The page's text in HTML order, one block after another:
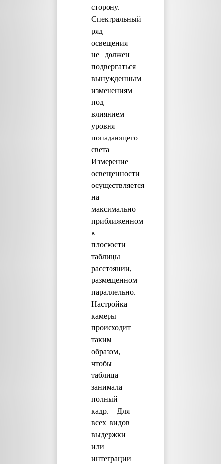
сторону.
Спектральный
ряд
освещения
не должен
подвергаться
вынужденным
изменениям
под
влиянием
уровня
попадающего
света.
Измерение
освещенности
осуществляется
на
максимально
приближенном
к
плоскости
таблицы
расстоянии,
размещенном
параллельно.
Настройка
камеры
происходит
таким
образом,
чтобы
таблица
занимала
полный
кадр. Для
всех видов
выдержки
или
интеграции